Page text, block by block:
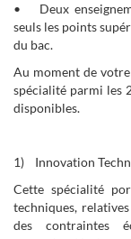
• Deux
seuls les points
du bac.
Au moment de
spécialité parmi les
disponibles.
1) Innovation
Cette spécialité
techniques,
des contraintes